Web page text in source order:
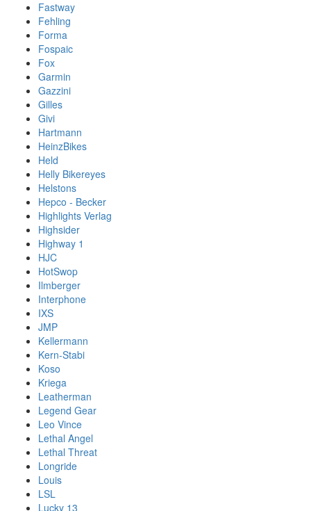
Fastway
Fehling
Forma
Fospaic
Fox
Garmin
Gazzini
Gilles
Givi
Hartmann
HeinzBikes
Held
Helly Bikereyes
Helstons
Hepco - Becker
Highlights Verlag
Highsider
Highway 1
HJC
HotSwop
Ilmberger
Interphone
IXS
JMP
Kellermann
Kern-Stabi
Koso
Kriega
Leatherman
Legend Gear
Leo Vince
Lethal Angel
Lethal Threat
Longride
Louis
LSL
Lucky 13